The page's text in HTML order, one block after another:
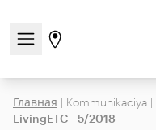
Открыть/закрыть
Перейти на
Главная | Kommunikaciya |
LivingETC _ 5/2018